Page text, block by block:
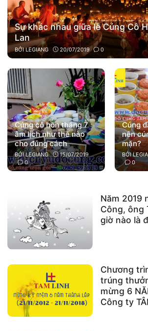
Sự khác nhau giữa lễ Cúng Cô
Lan
BỞILEGIANG 20/07/2019 0
Cúng cô hồn tháng 7
âm lịch như thế nào
cho đúng cách
BỞILEGIANG
15/07/2019
0
Cúng
nên
mặn?
BỞI
0
Năm 2019
Công, ông
giờ nào là
Chương
trúng
mừng 6
Công ty